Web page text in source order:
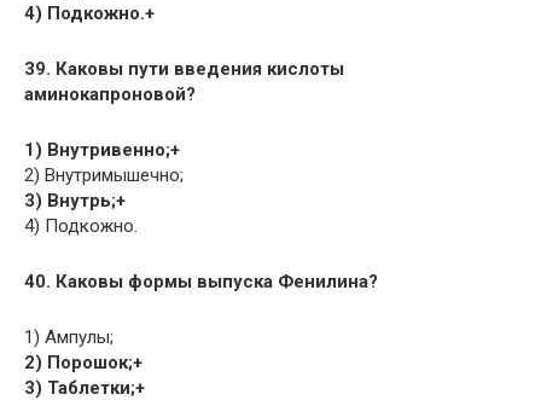
4) Подкожно.+
39. Каковы пути введения кислоты
аминокапроновой?
1) Внутривенно;+
2) Внутримышечно;
3) Внутрь;+
4) Подкожно.
40. Каковы формы выпуска Фенилина?
1) Ампулы;
2) Порошок;+
3) Таблетки;+